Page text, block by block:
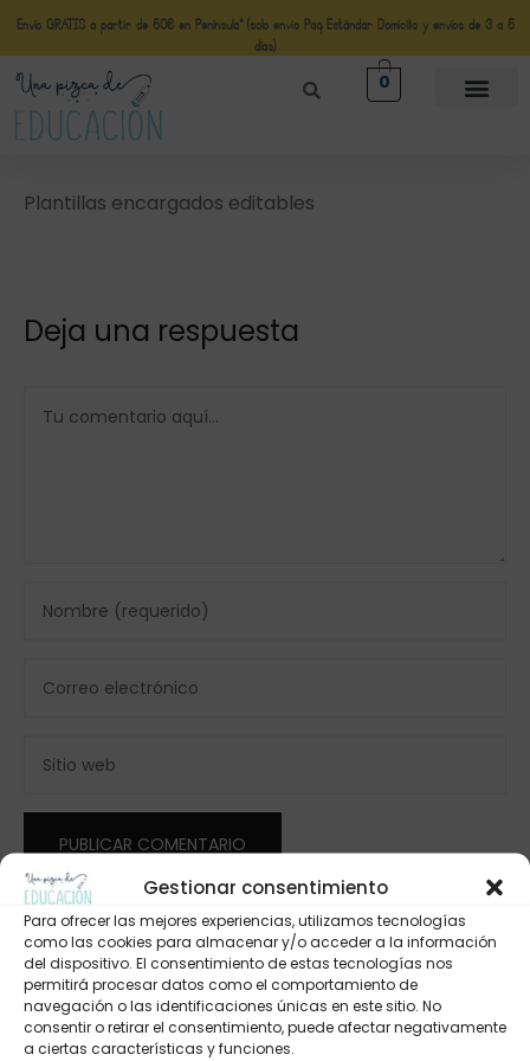
Gestionar consentimiento
Para ofrecer las mejores experiencias, utilizamos tecnologías
como las cookies para almacenar y/o acceder a la información
del dispositivo. El consentimiento de estas tecnologías nos
permitirá procesar datos como el comportamiento de
navegación o las identificaciones únicas en este sitio. No
consentir o retirar el consentimiento, puede afectar negativamente
a ciertas características y funciones.
Envío GRATIS a partir de 50€ en Península* (solo envio Paq Estándar Domicilio y envíos de 3 a 5
días)
0
Plantillas encargados editables
Deja una respuesta